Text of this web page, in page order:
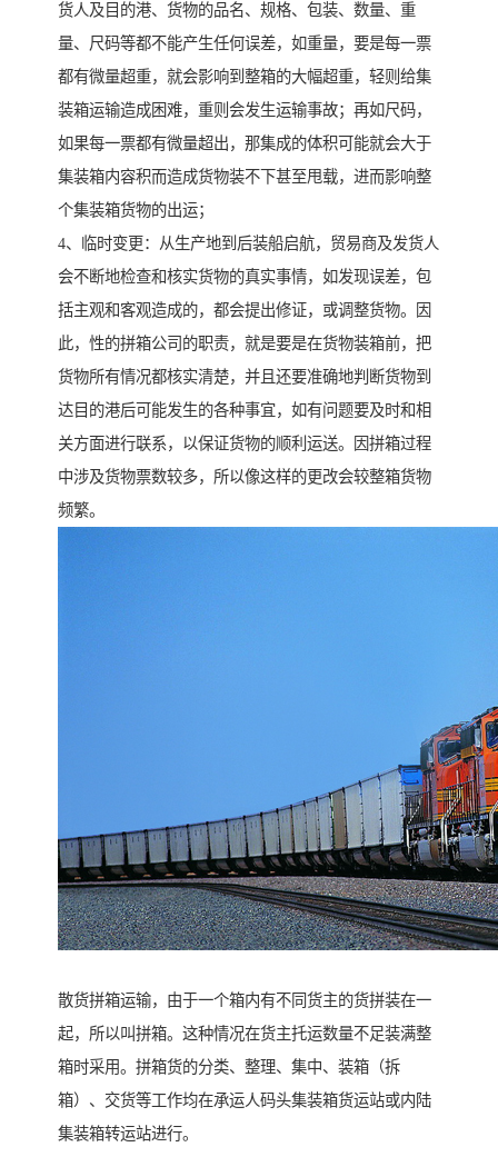
货人及目的港、货物的品名、规格、包装、数量、重
量、尺码等都不能产生任何误差，如重量，要是每一票
都有微量超重，就会影响到整箱的大幅超重，轻则给集
装箱运输造成困难，重则会发生运输事故；再如尺码，
如果每一票都有微量超出，那集成的体积可能就会大于
集装箱内容积而造成货物装不下甚至甩载，进而影响整
个集装箱货物的出运；
4、临时变更：从生产地到后装船启航，贸易商及发货人
会不断地检查和核实货物的真实事情，如发现误差，包
括主观和客观造成的，都会提出修证，或调整货物。因
此，性的拼箱公司的职责，就是要是在货物装箱前，把
货物所有情况都核实清楚，并且还要准确地判断货物到
达目的港后可能发生的各种事宜，如有问题要及时和相
关方面进行联系，以保证货物的顺利运送。因拼箱过程
中涉及货物票数较多，所以像这样的更改会较整箱货物
频繁。
散货拼箱运输，由于一个箱内有不同货主的货拼装在一
起，所以叫拼箱。这种情况在货主托运数量不足装满整
箱时采用。拼箱货的分类、整理、集中、装箱（拆
箱）、交货等工作均在承运人码头集装箱货运站或内陆
集装箱转运站进行。